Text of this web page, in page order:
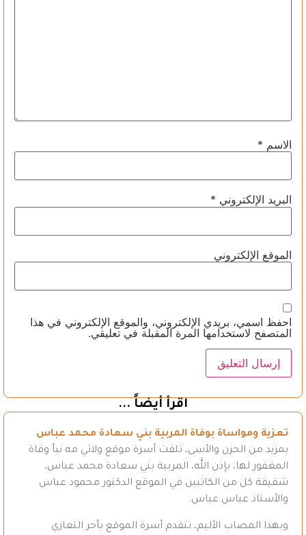
الاسم *
البريد الإلكتروني *
الموقع الإلكتروني
احفظ اسمي، بريدي الإلكتروني، والموقع الإلكتروني في هذا
المتصفح لاستخدامها المرة المقبلة في تعليقي.
اقرأ أيضاً ...
تعزية ومواساة بوفاة المربية بني سعادة محمد عباس
بمزيد من الحزن والأسى، تلقت أسرة موقع ولاتي مه نبأ وفاة
المغفور لها، بإذن الله، المربية بني سعادة محمد عباس،
شقيقة كل من الكاتبين في الموقع الدكتور محمود عباس
والأستاذ عباس عباس.
وبهذا المصاب الأليم، تتقدم أسرة الموقع بأحر التعازي